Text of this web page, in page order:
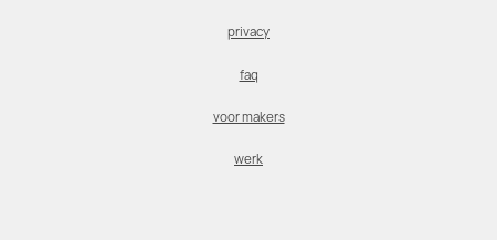
privacy
faq
voor makers
werk